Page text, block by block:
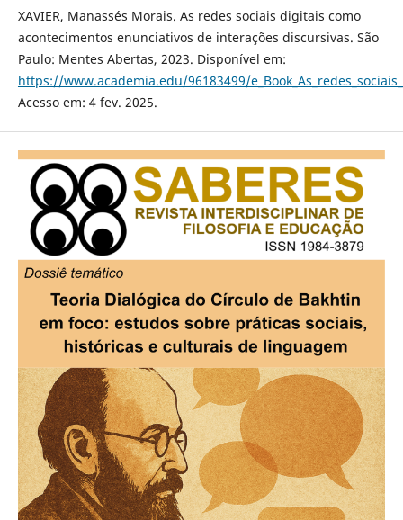
XAVIER, Manassés Morais. As redes sociais digitais como
acontecimentos enunciativos de interações discursivas. São
Paulo: Mentes Abertas, 2023. Disponível em:
https://www.academia.edu/96183499/
Acesso em: 4 fev. 2025.